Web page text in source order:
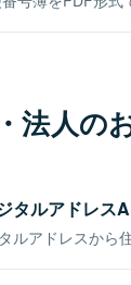
法人の
タルアドレス
ルアドレスから